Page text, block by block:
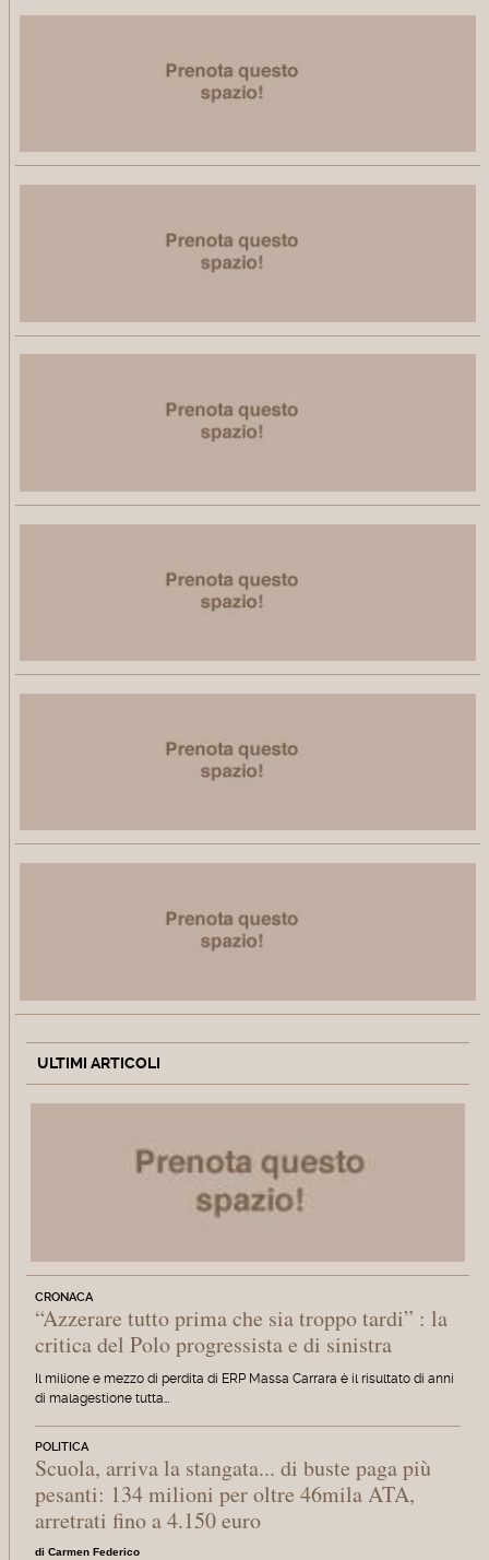
ULTIMI ARTICOLI
CRONACA
“Azzerare tutto prima che sia troppo tardi” : la
critica del Polo progressista e di sinistra
Il milione e mezzo di perdita di ERP Massa Carrara è il risultato di anni
di malagestione tutta…
POLITICA
Scuola, arriva la stangata... di buste paga più
pesanti: 134 milioni per oltre 46mila ATA,
arretrati fino a 4.150 euro
di Carmen Federico